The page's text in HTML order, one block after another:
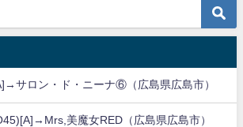
サロン・ド・ニーナ⑥（広島県広島市）
美魔女RED（広島県広島市）